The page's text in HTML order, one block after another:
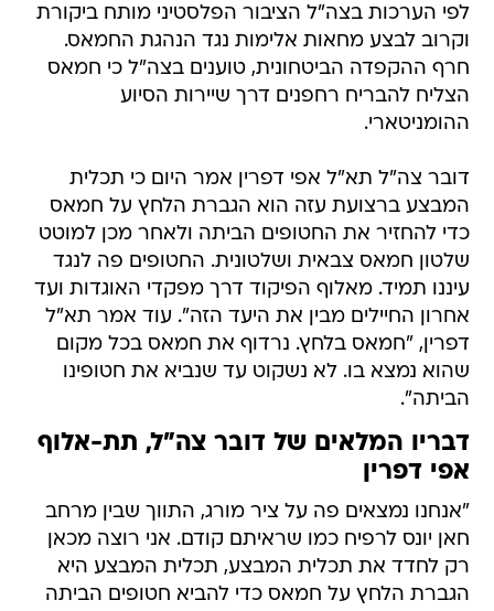
לפי הערכות בצה"ל הציבור הפלסטיני מותח ביקורת
וקרוב לבצע מחאות אלימות נגד הנהגת החמאס.
חרף ההקפדה הביטחונית, טוענים בצה"ל כי חמאס
הצליח להבריח רחפנים דרך שיירות הסיוע
ההומניטארי.
דובר צה"ל תא"ל אפי דפרין אמר היום כי תכלית
המבצע ברצועת עזה הוא הגברת הלחץ על חמאס
כדי להחזיר את החטופים הביתה ולאחר מכן למוטט
שלטון חמאס צבאית ושלטונית. החטופים פה לנגד
עיננו תמיד. מאלוף הפיקוד דרך מפקדי האוגדות ועד
אחרון החיילים מבין את היעד הזה". עוד אמר תא"ל
דפרין, "חמאס בלחץ. נרדוף את חמאס בכל מקום
שהוא נמצא בו. לא נשקוט עד שנביא את חטופינו
הביתה".
דבריו המלאים של דובר צה"ל, תת-אלוף
אפי דפרין
"אנחנו נמצאים פה על ציר מורג, התווך שבין מרחב
חאן יונס לרפיח כמו שראיתם קודם. אני רוצה מכאן
רק לחדד את תכלית המבצע, תכלית המבצע היא
הגברת הלחץ על חמאס כדי להביא חטופים הביתה